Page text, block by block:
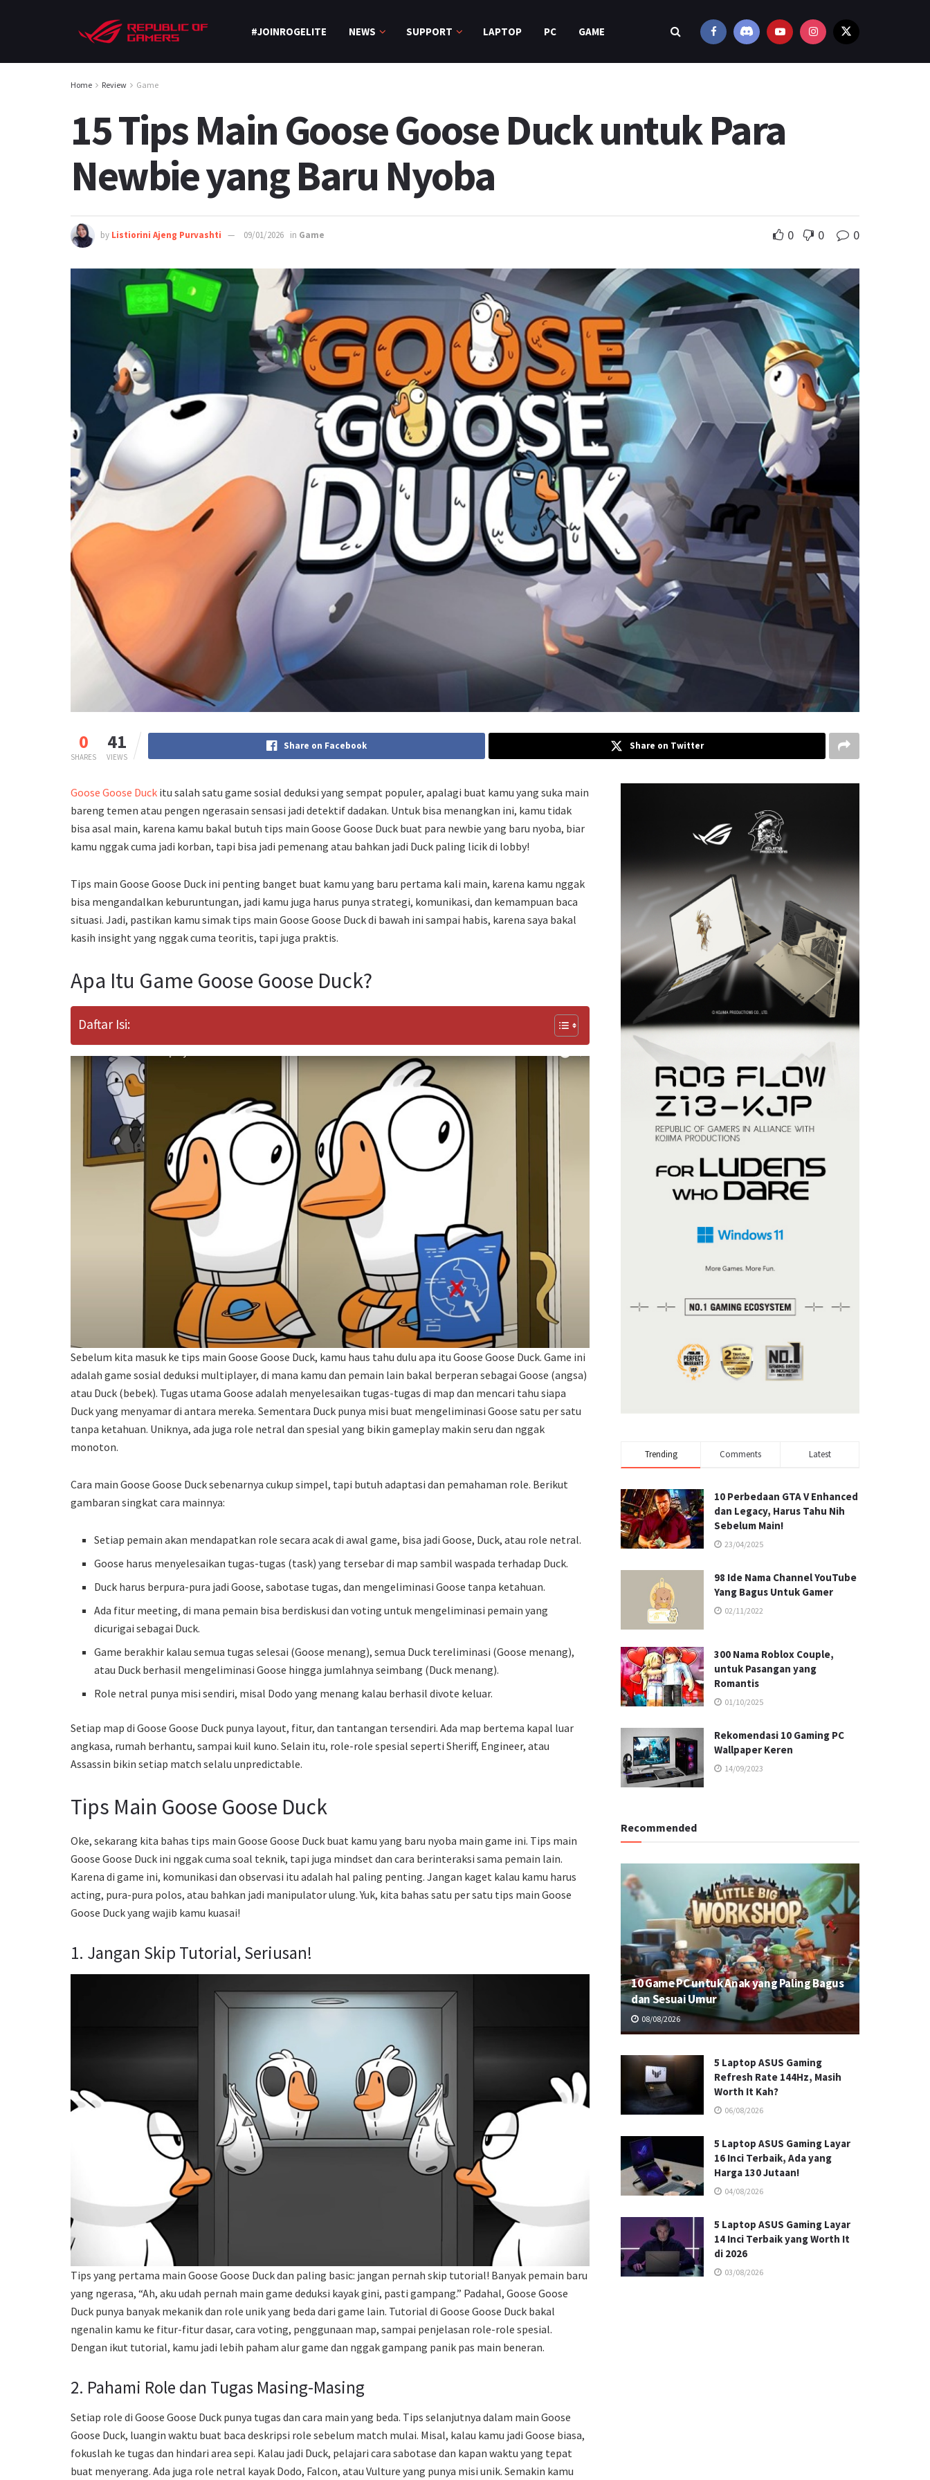
#JOINROGELITE NEWS SUPPORT LAPTOP PC GAME
Home Review Game
15 Tips Main Goose Goose Duck untuk Para
Newbie yang Baru Nyoba
by Listiorini Ajeng Purvashti 09/01/2026 in Game 0 0 0
0
SHARES
41
VIEWS
Share on Facebook Share on Twitter
Goose Goose Duck itu salah satu game sosial deduksi yang sempat populer, apalagi buat kamu yang suka main
bareng temen atau pengen ngerasain sensasi jadi detektif dadakan. Untuk bisa menangkan ini, kamu tidak
bisa asal main, karena kamu bakal butuh tips main Goose Goose Duck buat para newbie yang baru nyoba, biar
kamu nggak cuma jadi korban, tapi bisa jadi pemenang atau bahkan jadi Duck paling licik di lobby!
Tips main Goose Goose Duck ini penting banget buat kamu yang baru pertama kali main, karena kamu nggak
bisa mengandalkan keburuntungan, jadi kamu juga harus punya strategi, komunikasi, dan kemampuan baca
situasi. Jadi, pastikan kamu simak tips main Goose Goose Duck di bawah ini sampai habis, karena saya bakal
kasih insight yang nggak cuma teoritis, tapi juga praktis.
Apa Itu Game Goose Goose Duck?
Daftar Isi:
Sebelum kita masuk ke tips main Goose Goose Duck, kamu haus tahu dulu apa itu Goose Goose Duck. Game ini
adalah game sosial deduksi multiplayer, di mana kamu dan pemain lain bakal berperan sebagai Goose (angsa)
atau Duck (bebek). Tugas utama Goose adalah menyelesaikan tugas-tugas di map dan mencari tahu siapa
Duck yang menyamar di antara mereka. Sementara Duck punya misi buat mengeliminasi Goose satu per satu
tanpa ketahuan. Uniknya, ada juga role netral dan spesial yang bikin gameplay makin seru dan nggak
monoton.
Cara main Goose Goose Duck sebenarnya cukup simpel, tapi butuh adaptasi dan pemahaman role. Berikut
gambaran singkat cara mainnya:
Setiap pemain akan mendapatkan role secara acak di awal game, bisa jadi Goose, Duck, atau role netral.
Goose harus menyelesaikan tugas-tugas (task) yang tersebar di map sambil waspada terhadap Duck.
Duck harus berpura-pura jadi Goose, sabotase tugas, dan mengeliminasi Goose tanpa ketahuan.
Ada fitur meeting, di mana pemain bisa berdiskusi dan voting untuk mengeliminasi pemain yang
dicurigai sebagai Duck.
Game berakhir kalau semua tugas selesai (Goose menang), semua Duck tereliminasi (Goose menang),
atau Duck berhasil mengeliminasi Goose hingga jumlahnya seimbang (Duck menang).
Role netral punya misi sendiri, misal Dodo yang menang kalau berhasil divote keluar.
Setiap map di Goose Goose Duck punya layout, fitur, dan tantangan tersendiri. Ada map bertema kapal luar
angkasa, rumah berhantu, sampai kuil kuno. Selain itu, role-role spesial seperti Sheriff, Engineer, atau
Assassin bikin setiap match selalu unpredictable.
Tips Main Goose Goose Duck
Oke, sekarang kita bahas tips main Goose Goose Duck buat kamu yang baru nyoba main game ini. Tips main
Goose Goose Duck ini nggak cuma soal teknik, tapi juga mindset dan cara berinteraksi sama pemain lain.
Karena di game ini, komunikasi dan observasi itu adalah hal paling penting. Jangan kaget kalau kamu harus
acting, pura-pura polos, atau bahkan jadi manipulator ulung. Yuk, kita bahas satu per satu tips main Goose
Goose Duck yang wajib kamu kuasai!
1. Jangan Skip Tutorial, Seriusan!
Tips yang pertama main Goose Goose Duck dan paling basic: jangan pernah skip tutorial! Banyak pemain baru
yang ngerasa, “Ah, aku udah pernah main game deduksi kayak gini, pasti gampang.” Padahal, Goose Goose
Duck punya banyak mekanik dan role unik yang beda dari game lain. Tutorial di Goose Goose Duck bakal
ngenalin kamu ke fitur-fitur dasar, cara voting, penggunaan map, sampai penjelasan role-role spesial.
Dengan ikut tutorial, kamu jadi lebih paham alur game dan nggak gampang panik pas main beneran.
2. Pahami Role dan Tugas Masing-Masing
Setiap role di Goose Goose Duck punya tugas dan cara main yang beda. Tips selanjutnya dalam main Goose
Goose Duck, luangin waktu buat baca deskripsi role sebelum match mulai. Misal, kalau kamu jadi Goose biasa,
fokuslah ke tugas dan hindari area sepi. Kalau jadi Duck, pelajari cara sabotase dan kapan waktu yang tepat
buat menyerang. Ada juga role netral kayak Dodo, Falcon, atau Vulture yang punya misi unik. Semakin kamu
Trending Comments Latest
10 Perbedaan GTA V Enhanced
dan Legacy, Harus Tahu Nih
Sebelum Main!
23/04/2025
98 Ide Nama Channel YouTube
Yang Bagus Untuk Gamer
02/11/2022
300 Nama Roblox Couple,
untuk Pasangan yang
Romantis
01/10/2025
Rekomendasi 10 Gaming PC
Wallpaper Keren
14/09/2023
Recommended
10 Game PC untuk Anak yang Paling Bagus
dan Sesuai Umur
08/08/2026
5 Laptop ASUS Gaming
Refresh Rate 144Hz, Masih
Worth It Kah?
06/08/2026
5 Laptop ASUS Gaming Layar
16 Inci Terbaik, Ada yang
Harga 130 Jutaan!
04/08/2026
5 Laptop ASUS Gaming Layar
14 Inci Terbaik yang Worth It
di 2026
03/08/2026